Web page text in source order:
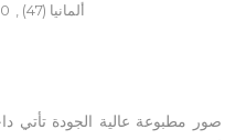
ألمانيا (47)
,
صور مطبوعة عالية الجودة